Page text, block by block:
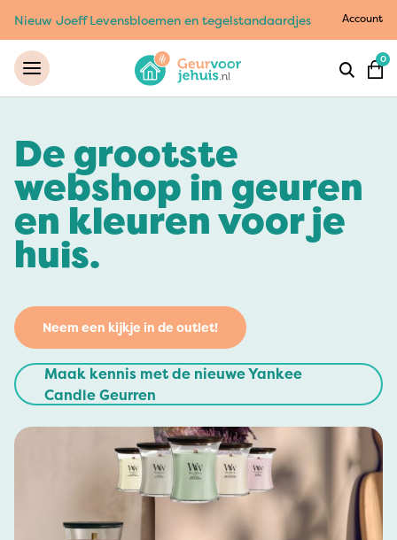
Nieuw Joeff Levensbloemen en tegelstandaardjes Account
0
De grootste
webshop in geuren
en kleuren voor je
huis.
Neem een kijkje in de outlet!
Maak kennis met de nieuwe Yankee
Candle Geurren